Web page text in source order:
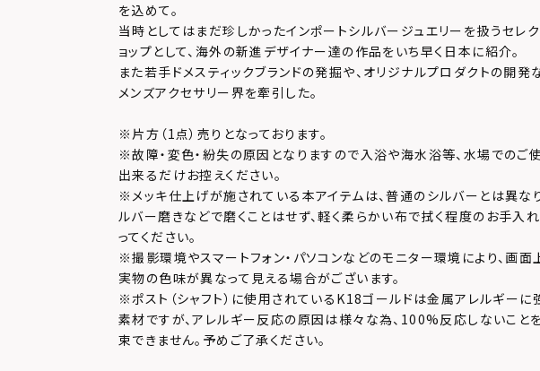
を込めて。
当時としてはまだ珍しかったインポートシルバージュエリーを扱うセレ
ョップとして、海外の新進デザイナー達の作品をいち早く日本に紹介。
また若手ドメスティックブランドの発掘や、オリジナルプロダクトの開発
メンズアクセサリー界を牽引した。
※片方（1点）売りとなっております。
※故障・変色・紛失の原因となりますので入浴や海水浴等、水場でのご
出来るだけお控えください。
※メッキ仕上げが施されている本アイテムは、普通のシルバーとは異な
ルバー磨きなどで磨くことはせず、軽く柔らかい布で拭く程度のお手入
ってください。
※撮影環境やスマートフォン・パソコンなどのモニター環境により、画面
実物の色味が異なって見える場合がございます。
※ポスト（シャフト）に使用されているK18ゴールドは金属アレルギーに
素材ですが、アレルギー反応の原因は様々な為、100%反応しないこと
束できません。予めご了承ください。